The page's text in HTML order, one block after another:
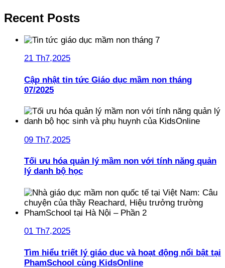
Recent Posts
21 Th7,2025
Cập nhật tin tức Giáo dục mầm non tháng
07/2025
09 Th7,2025
Tối ưu hóa quản lý mầm non với tính năng quản
lý danh bộ học
01 Th7,2025
Tìm hiểu triết lý giáo dục và hoạt động nổi bật tại
PhamSchool cùng KidsOnline